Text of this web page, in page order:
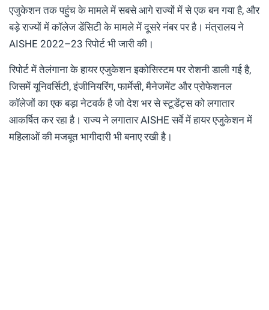
एजुकेशन तक पहुंच के मामले में सबसे आगे राज्यों में से एक बन गया है, और
बड़े राज्यों में कॉलेज डेंसिटी के मामले में दूसरे नंबर पर है। मंत्रालय ने
AISHE 2022–23 रिपोर्ट भी जारी की।
रिपोर्ट में तेलंगाना के हायर एजुकेशन इकोसिस्टम पर रोशनी डाली गई है,
जिसमें यूनिवर्सिटी, इंजीनियरिंग, फार्मेसी, मैनेजमेंट और प्रोफेशनल
कॉलेजों का एक बड़ा नेटवर्क है जो देश भर से स्टूडेंट्स को लगातार
आकर्षित कर रहा है। राज्य ने लगातार AISHE सर्वे में हायर एजुकेशन में
महिलाओं की मजबूत भागीदारी भी बनाए रखी है।